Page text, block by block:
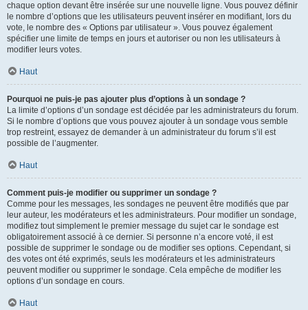
chaque option devant être insérée sur une nouvelle ligne. Vous pouvez définir
le nombre d’options que les utilisateurs peuvent insérer en modifiant, lors du
vote, le nombre des « Options par utilisateur ». Vous pouvez également
spécifier une limite de temps en jours et autoriser ou non les utilisateurs à
modifier leurs votes.
Haut
Pourquoi ne puis-je pas ajouter plus d’options à un sondage ?
La limite d’options d’un sondage est décidée par les administrateurs du forum.
Si le nombre d’options que vous pouvez ajouter à un sondage vous semble
trop restreint, essayez de demander à un administrateur du forum s’il est
possible de l’augmenter.
Haut
Comment puis-je modifier ou supprimer un sondage ?
Comme pour les messages, les sondages ne peuvent être modifiés que par
leur auteur, les modérateurs et les administrateurs. Pour modifier un sondage,
modifiez tout simplement le premier message du sujet car le sondage est
obligatoirement associé à ce dernier. Si personne n’a encore voté, il est
possible de supprimer le sondage ou de modifier ses options. Cependant, si
des votes ont été exprimés, seuls les modérateurs et les administrateurs
peuvent modifier ou supprimer le sondage. Cela empêche de modifier les
options d’un sondage en cours.
Haut